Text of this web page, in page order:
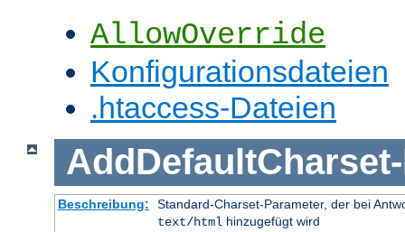
AllowOverride
Konfigurationsdateien
.htaccess-Dateien
AddDefaultCharset-
Beschreibung:
Standard-Charset-Parameter, der bei
text/html hinzugefügt wird